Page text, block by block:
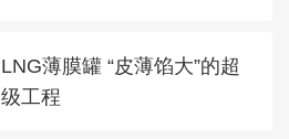
LNG薄膜罐 “皮薄馅大”的超
级工程